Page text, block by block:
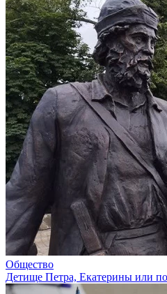
Общество
Детище Петра, Екатерины или